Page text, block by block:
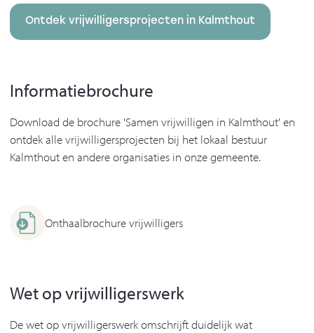
Ontdek vrijwilligersprojecten in Kalmthout
Informatiebrochure
Download de brochure 'Samen vrijwilligen in Kalmthout' en
ontdek alle vrijwilligersprojecten bij het lokaal bestuur
Kalmthout en andere organisaties in onze gemeente.
Onthaalbrochure vrijwilligers
Wet op vrijwilligerswerk
De wet op vrijwilligerswerk omschrijft duidelijk wat